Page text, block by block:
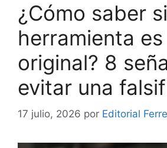
¿Cómo saber
herramienta es
original? 8
evitar una
17 julio, 2026 por Editorial